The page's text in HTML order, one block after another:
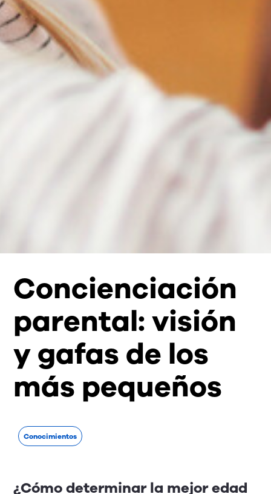
Concienciación
parental: visión
y gafas de los
más pequeños
Conocimientos
¿Cómo determinar la mejor edad